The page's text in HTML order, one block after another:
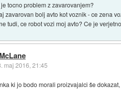
tocno problem z zavarovanjem?
zavarovan bolj avto kot voznik - ce zena
tudi, ce robot vozi moj avto? Ce je
maj 2016, 21:45
ki jo bodo morali proizvajalci še